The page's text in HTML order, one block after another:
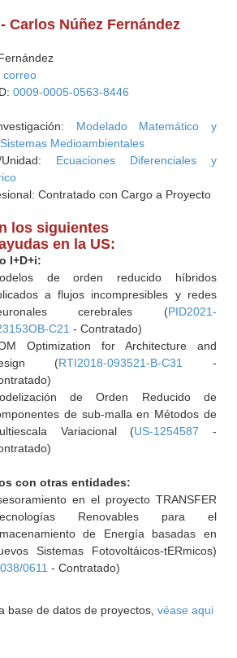
Carlos Núñez Fernández
correo
0009-0005-0563-8446
Modelado Matemático y
Medioambientales
Unidad: Ecuaciones Diferenciales y
Contratado con Cargo a Proyecto
los siguientes
en la US:
I+D+i:
de orden reducido híbridos
a flujos incompresibles y redes
cerebrales (PID2021-
C21 - Contratado)
Optimization for Architecture and
(RTI2018-093521-B-C31
-
de Orden Reducido de
de sub-malla en Métodos de
Variacional (US-1254587 -
con otras entidades:
en el proyecto TRANSFER
Renovables para el
de Energía basadas en
Sistemas Fotovoltáicos-tERmicos)
0611 - Contratado)
base de datos de proyectos, véase aqui